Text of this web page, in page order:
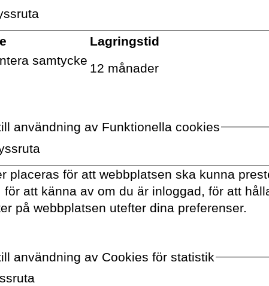
FACEBOOK VOLANTE PÅ
föreläsningar och
ungefär en gång i
din inbox
Lagringstid
samtycke
12 månader
användning av Funktionella cookies
placeras för att webbplatsen ska kunna
att känna av om du är inloggad, för att
på webbplatsen utefter dina preferenser.
användning av Cookies för statistik